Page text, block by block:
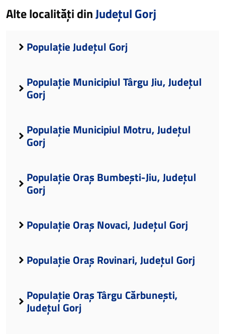
Alte localități dinJudețul Gorj
Populație Județul Gorj
Populație Municipiul Târgu Jiu, Județul
Gorj
Populație Municipiul Motru, Județul
Gorj
Populație Oraș Bumbești-Jiu, Județul
Gorj
Populație Oraș Novaci, Județul Gorj
Populație Oraș Rovinari, Județul Gorj
Populație Oraș Târgu Cărbunești,
Județul Gorj